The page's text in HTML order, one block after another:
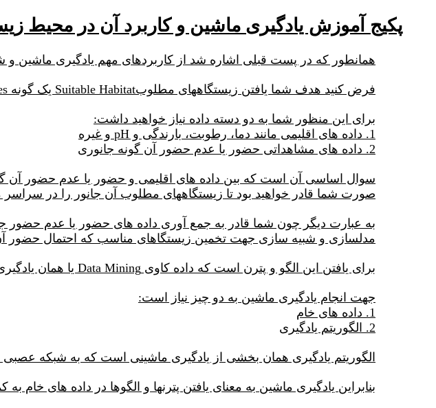
پکیج آموزش یادگیری ماشین و کاربرد آن در محیط
همانطور که در پست قبلی اشاره شد از کاربردهای مهم یادگیری ماشین
فرض کنید هدف شما یافتن زیستگاههای مطلوبSuitable Habitat یک گونه Species جانوری یا گیاهی باشد.
برای این منظور شما به دو دسته داده نیاز خواهید داشت:
1. داده های اقلیمی مانند دما، رطوبت، بارندگی و pH و غیره
2. داده های مشاهداتی حضور یا عدم حضور آن گونه جانوری
صورت شما قادر خواهید بود تا زیستگاههای مطلوب آن جانور را در سراسر
به عبارت دیگر چون شما قادر به جمع آوری داده های حضور یا عدم حضور
مدلسازی و شبیه سازی جهت تخمین زیستگاهای مناسب که احتمال حضور
برای یافتن این الگو و پترن است که داده کاوی Data Mining یا همان یادگیری ماشین Machine learning به کمک شما خواهد آمد.
جهت انجام یادگیری ماشین به دو چیز نیاز است:
1. داده های خام
2. الگوریتم یادگیری
الگوریتم یادگیری همان بخشی از یادگیری ماشینی است که به شبکه
بنابراین یادگیری ماشین به معنای یافتن پترنها و الگوها در داده های